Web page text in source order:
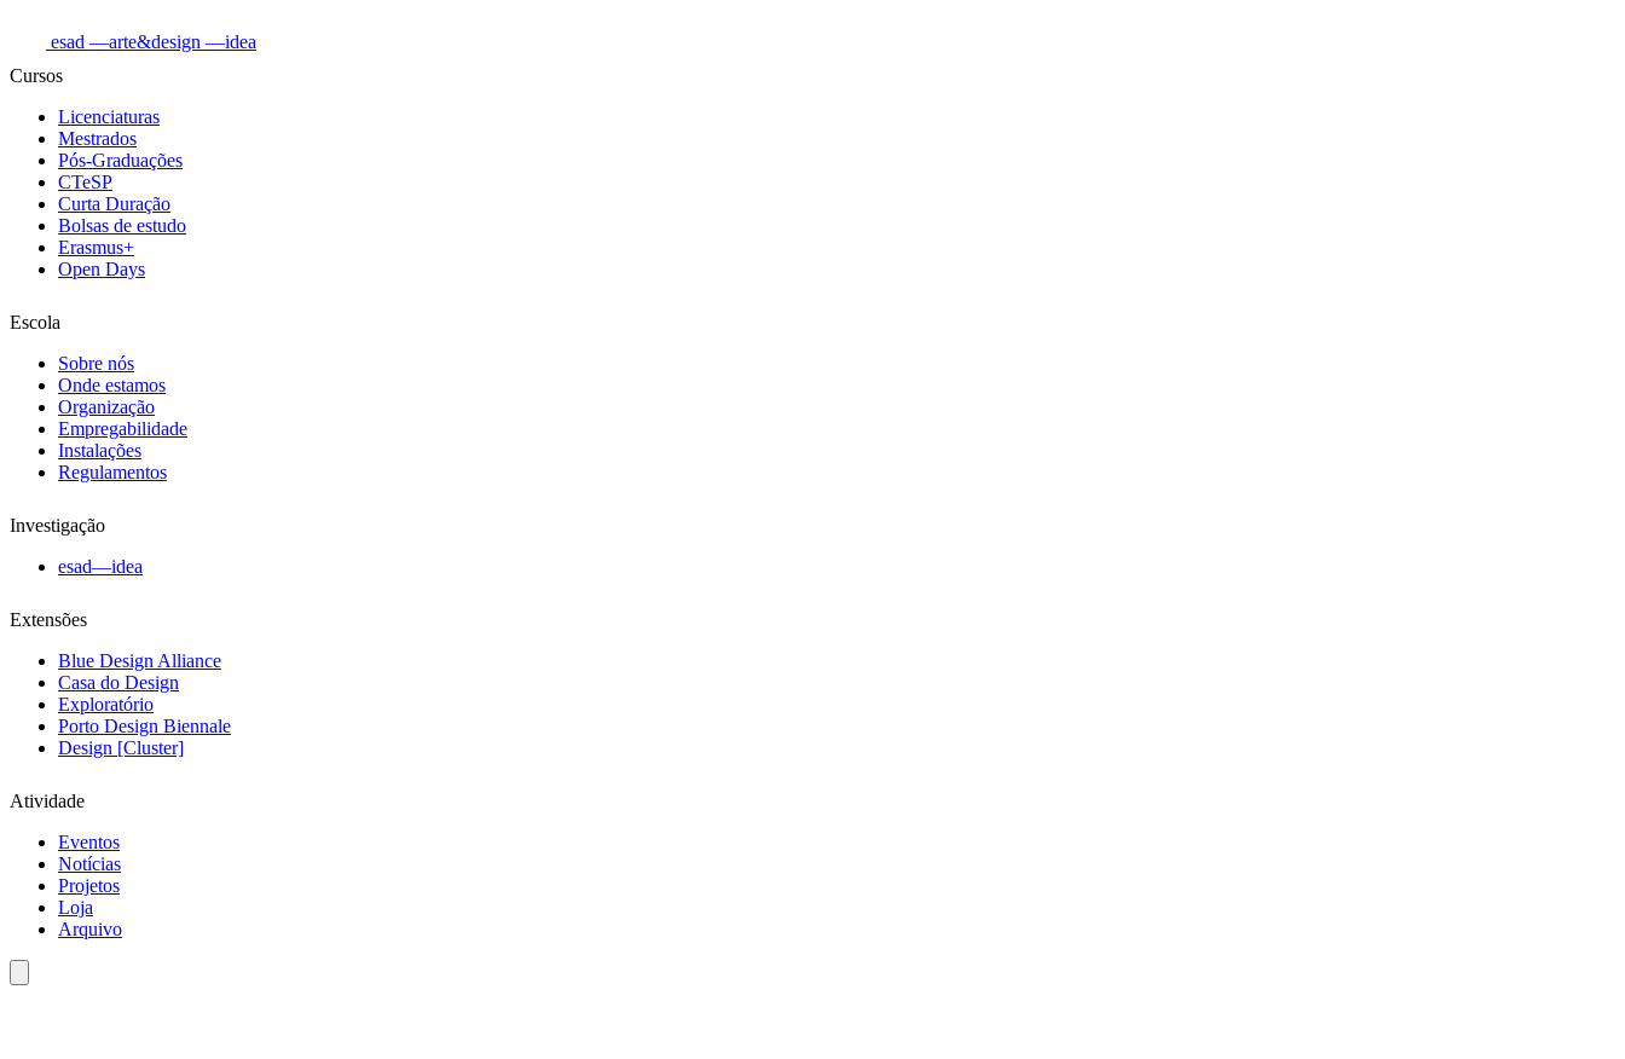
esad —arte&design —idea
Cursos
Licenciaturas
Mestrados
Pós-Graduações
CTeSP
Curta Duração
Bolsas de estudo
Erasmus+
Open Days
Escola
Sobre nós
Onde estamos
Organização
Empregabilidade
Instalações
Regulamentos
Investigação
esad—idea
Extensões
Blue Design Alliance
Casa do Design
Exploratório
Porto Design Biennale
Design [Cluster]
Atividade
Eventos
Notícias
Projetos
Loja
Arquivo